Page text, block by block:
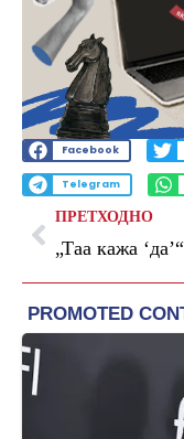
Facebook
Telegram
ПРЕТХОДНО